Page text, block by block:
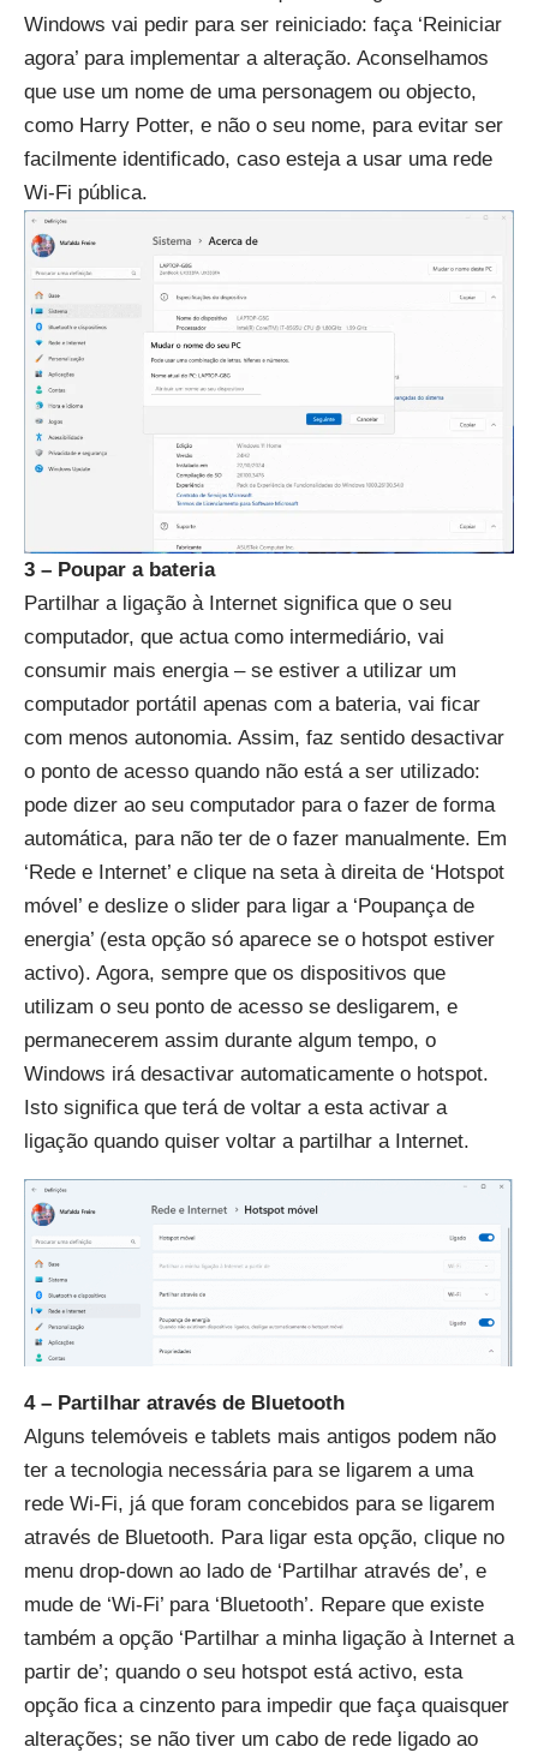
Windows vai pedir para ser reiniciado: faça ‘Reiniciar
agora’ para implementar a alteração. Aconselhamos
que use um nome de uma personagem ou objecto,
como Harry Potter, e não o seu nome, para evitar ser
facilmente identificado, caso esteja a usar uma rede
Wi-Fi pública.
3 – Poupar a bateria
Partilhar a ligação à Internet significa que o seu
computador, que actua como intermediário, vai
consumir mais energia – se estiver a utilizar um
computador portátil apenas com a bateria, vai ficar
com menos autonomia. Assim, faz sentido desactivar
o ponto de acesso quando não está a ser utilizado:
pode dizer ao seu computador para o fazer de forma
automática, para não ter de o fazer manualmente. Em
‘Rede e Internet’ e clique na seta à direita de ‘Hotspot
móvel’ e deslize o slider para ligar a ‘Poupança de
energia’ (esta opção só aparece se o hotspot estiver
activo). Agora, sempre que os dispositivos que
utilizam o seu ponto de acesso se desligarem, e
permanecerem assim durante algum tempo, o
Windows irá desactivar automaticamente o hotspot.
Isto significa que terá de voltar a esta activar a
ligação quando quiser voltar a partilhar a Internet.
4 – Partilhar através de Bluetooth
Alguns telemóveis e tablets mais antigos podem não
ter a tecnologia necessária para se ligarem a uma
rede Wi-Fi, já que foram concebidos para se ligarem
através de Bluetooth. Para ligar esta opção, clique no
menu drop-down ao lado de ‘Partilhar através de’, e
mude de ‘Wi-Fi’ para ‘Bluetooth’. Repare que existe
também a opção ‘Partilhar a minha ligação à Internet a
partir de’; quando o seu hotspot está activo, esta
opção fica a cinzento para impedir que faça quaisquer
alterações; se não tiver um cabo de rede ligado ao